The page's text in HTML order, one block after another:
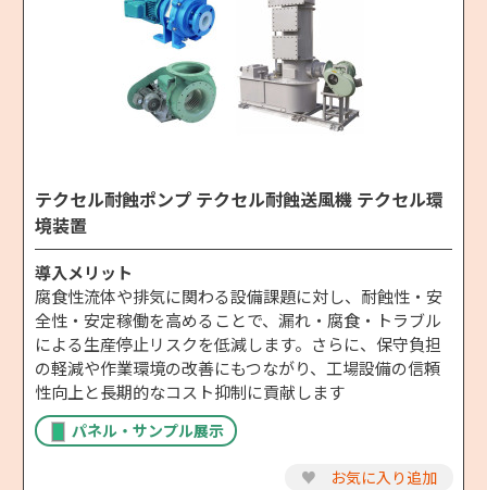
テクセル耐蝕ポンプ テクセル耐蝕送風機 テクセル環
境装置
導入メリット
腐食性流体や排気に関わる設備課題に対し、耐蝕性・安
全性・安定稼働を高めることで、漏れ・腐食・トラブル
による生産停止リスクを低減します。さらに、保守負担
の軽減や作業環境の改善にもつながり、工場設備の信頼
性向上と長期的なコスト抑制に貢献します
パネル・サンプル展示
♥ お気に入り追加